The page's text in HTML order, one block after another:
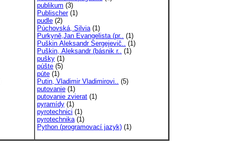
publikum (3)
Publischer(1)
pudle (2)
Púchovská, Silvia(1)
Purkyně,Jan Evangelista (pr.. (1)
Puškin Aleksandr Sergejevič.. (1)
Puškin, Aleksandr (básnik r.. (1)
pušky (1)
púšte (5)
púte (1)
Putin, Vladimir Vladimirovi.. (5)
putovanie (1)
putovanie zvierat (1)
pyramídy (1)
pyrotechnici (1)
pyrotechnika(1)
Python (programovací jazyk) (1)